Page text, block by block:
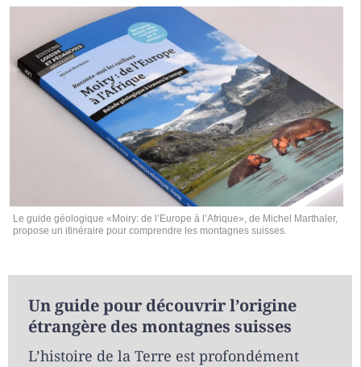
Le guide géologique «Moiry: de l’Europe à l’Afrique», de Michel Marthaler,
propose un itinéraire pour comprendre les montagnes suisses.
Un guide pour découvrir l’origine
étrangère des montagnes suisses
L’histoire de la Terre est profondément